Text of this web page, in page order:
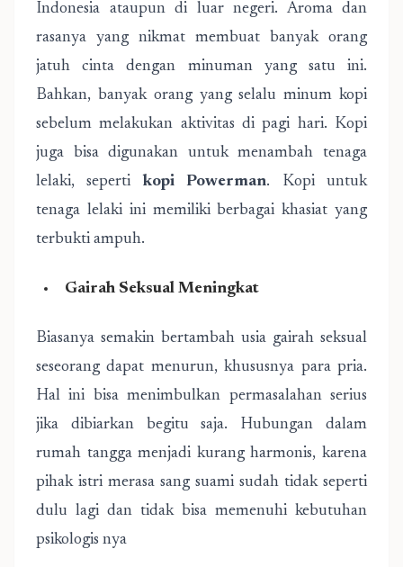
Indonesia ataupun di luar negeri. Aroma dan
rasanya yang nikmat membuat banyak orang
jatuh cinta dengan minuman yang satu ini.
Bahkan, banyak orang yang selalu minum kopi
sebelum melakukan aktivitas di pagi hari. Kopi
juga bisa digunakan untuk menambah tenaga
lelaki, seperti kopi Powerman. Kopi untuk
tenaga lelaki ini memiliki berbagai khasiat yang
terbukti ampuh.
Gairah Seksual Meningkat
Biasanya semakin bertambah usia gairah seksual
seseorang dapat menurun, khususnya para pria.
Hal ini bisa menimbulkan permasalahan serius
jika dibiarkan begitu saja. Hubungan dalam
rumah tangga menjadi kurang harmonis, karena
pihak istri merasa sang suami sudah tidak seperti
dulu lagi dan tidak bisa memenuhi kebutuhan
psikologis nya